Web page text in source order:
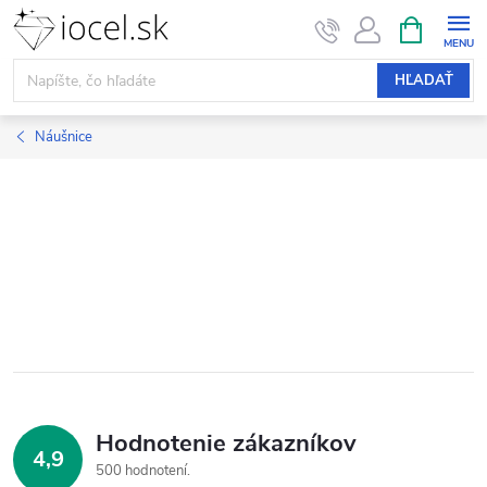
Prejsť
obsah
HĽADAŤ
KOŠÍK
Náušnice
4,9 Hodnotenie zákazníkov
500 hodnotení